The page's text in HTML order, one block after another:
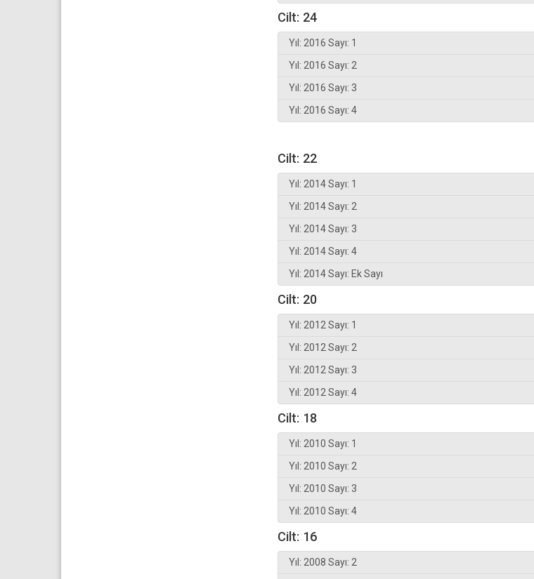
Cilt: 24
Yıl: 2016 Sayı: 1
Yıl: 2016 Sayı: 2
Yıl: 2016 Sayı: 3
Yıl: 2016 Sayı: 4
Cilt: 22
Yıl: 2014 Sayı: 1
Yıl: 2014 Sayı: 2
Yıl: 2014 Sayı: 3
Yıl: 2014 Sayı: 4
Yıl: 2014 Sayı: Ek Sayı
Cilt: 20
Yıl: 2012 Sayı: 1
Yıl: 2012 Sayı: 2
Yıl: 2012 Sayı: 3
Yıl: 2012 Sayı: 4
Cilt: 18
Yıl: 2010 Sayı: 1
Yıl: 2010 Sayı: 2
Yıl: 2010 Sayı: 3
Yıl: 2010 Sayı: 4
Cilt: 16
Yıl: 2008 Sayı: 2